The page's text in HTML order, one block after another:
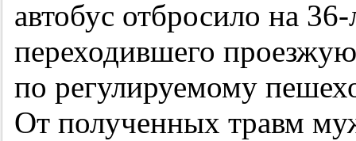
автобус отбросило на 36-
переходившего
по регулируемому
От полученных травм